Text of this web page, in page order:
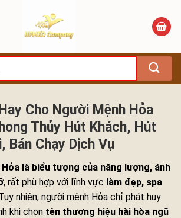
Cho Người Mệnh Hỏa
Thủy Hút Khách, Hút
Bán Chạy Dịch Vụ
Hỏa là biểu tượng của năng lượng, ánh
, rất phù hợp với lĩnh vực làm đẹp, spa
nhiên, người mệnh Hỏa chỉ phát huy
khi chọn tên thương hiệu hài hòa ngũ